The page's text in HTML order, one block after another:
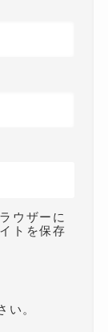
ウザーに
トを保存
い。